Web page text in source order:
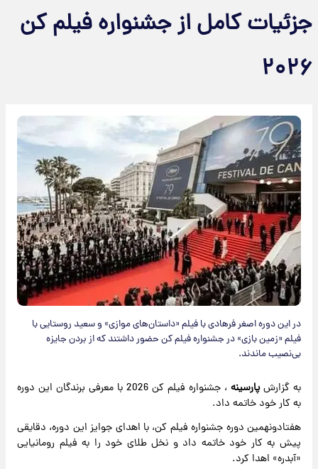
جزئیات کامل از جشنواره فیلم کن
۲۰۲۶
در این دوره اصغر فرهادی با فیلم «داستان‌های موازی» و سعید روستایی با
فیلم «زمین بازی» در جشنواره فیلم کن حضور داشتند که از بردن جایزه
بی‌نصیب ماندند.
به گزارشپارسینه
، جشنواره فیلم کن 2026 با معرفی برندگان این دوره
به کار خود خاتمه داد.
هفتادونهمین دوره جشنواره فیلم کن، با اهدای جوایز این دوره، دقایقی
پیش به کار خود خاتمه داد و نخل طلای خود را به فیلم رومانیایی
«آبدره» اهدا کرد.